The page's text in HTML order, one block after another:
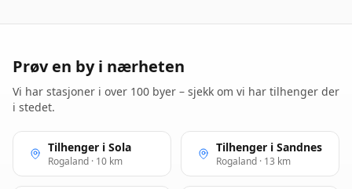
Prøv en by i nærheten
Vi har stasjoner i over 100 byer – sjekk om vi har tilhenger der
i stedet.
Tilhenger i Sola
Rogaland · 10 km
Tilhenger i Sandnes
Rogaland · 13 km